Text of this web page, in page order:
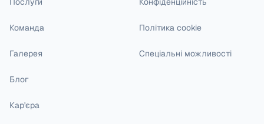
Команда
Галерея
Блог
Кар'єра
Політика cookie
Спеціальні можливості